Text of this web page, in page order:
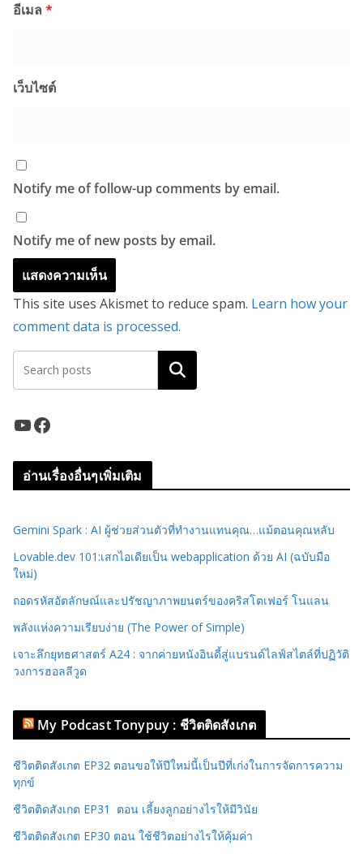
อีเมล *
เว็บไซต์
Notify me of follow-up comments by email.
Notify me of new posts by email.
This site uses Akismet to reduce spam. Learn how your
comment data is processed.
ค้นหา
YouTube Facebook
อ่านเรื่องอื่นๆเพิ่มเติม
Gemini Spark : AI ผู้ช่วยส่วนตัวที่ทำงานแทนคุณ…แม้ตอนคุณหลับ
Lovable.dev 101:เสกไอเดียเป็น webapplication ด้วย AI (ฉบับมือ
ใหม่)
ถอดรหัสอัตลักษณ์และปรัชญาภาพยนตร์ของคริสโตเฟอร์ โนแลน
พลังแห่งความเรียบง่าย (The Power of Simple)
เจาะลึกยุทธศาสตร์ A24 : จากค่ายหนังอินดี้สู่แบรนด์ไลฟ์สไตล์ที่ปฏิวัติ
วงการฮอลลีวูด
My Podcast Tonypuy : ชีวิตติดสังเกต
ชีวิตติดสังเกต EP32 ตอนขอให้ปีใหม่นี้เป็นปีที่เก่งในการจัดการความ
ทุกข์
ชีวิตติดสังเกต EP31 ตอน เลี้ยงลูกอย่างไรให้มีวินัย
ชีวิตติดสังเกต EP30 ตอน ใช้ชีวิตอย่างไรให้คุ้มค่า